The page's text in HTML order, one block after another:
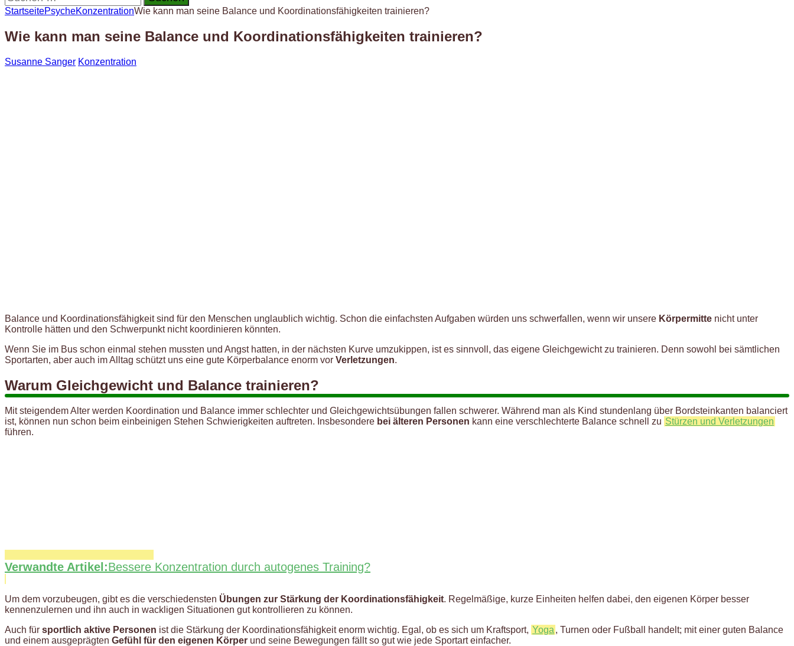
nach:
StartseitePsycheKonzentrationWie kann man seine Balance und Koordinationsfähigkeiten trainieren?
Wie kann man seine Balance und Koordinationsfähigkeiten trainieren?
Susanne Sanger Konzentration
Balance und Koordinationsfähigkeit sind für den Menschen unglaublich wichtig. Schon die einfachsten Aufgaben würden uns schwerfallen, wenn wir unsere Körpermitte nicht unter
Kontrolle hätten und den Schwerpunkt nicht koordinieren könnten.
Wenn Sie im Bus schon einmal stehen mussten und Angst hatten, in der nächsten Kurve umzukippen, ist es sinnvoll, das eigene Gleichgewicht zu trainieren. Denn sowohl bei sämtlichen
Sportarten, aber auch im Alltag schützt uns eine gute Körperbalance enorm vor Verletzungen.
Warum Gleichgewicht und Balance trainieren?
Mit steigendem Alter werden Koordination und Balance immer schlechter und Gleichgewichtsübungen fallen schwerer. Während man als Kind stundenlang über Bordsteinkanten balanciert
ist, können nun schon beim einbeinigen Stehen Schwierigkeiten auftreten. Insbesondere bei älteren Personen kann eine verschlechterte Balance schnell zu Stürzen und Verletzungen
führen.
Verwandte Artikel:Bessere Konzentration durch autogenes Training?
Um dem vorzubeugen, gibt es die verschiedensten Übungen zur Stärkung der Koordinationsfähigkeit. Regelmäßige, kurze Einheiten helfen dabei, den eigenen Körper besser
kennenzulernen und ihn auch in wackligen Situationen gut kontrollieren zu können.
Auch für sportlich aktive Personen ist die Stärkung der Koordinationsfähigkeit enorm wichtig. Egal, ob es sich um Kraftsport, Yoga , Turnen oder Fußball handelt; mit einer guten Balance
und einem ausgeprägten Gefühl für den eigenen Körper und seine Bewegungen fällt so gut wie jede Sportart einfacher.